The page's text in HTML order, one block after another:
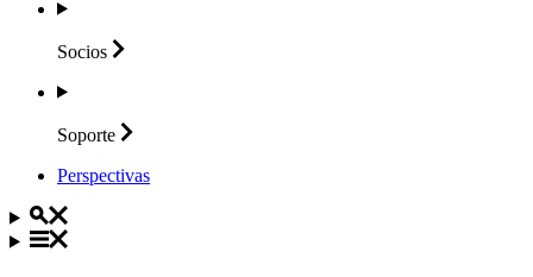
Socios
Soporte
Perspectivas